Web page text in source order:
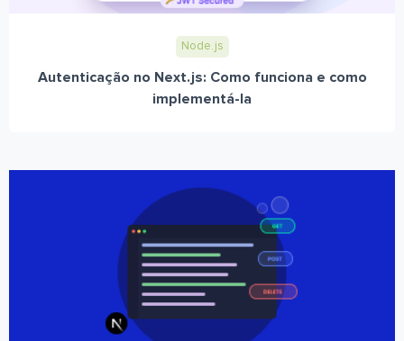
Node.js
Autenticação no Next.js: Como funciona e como
implementá-la